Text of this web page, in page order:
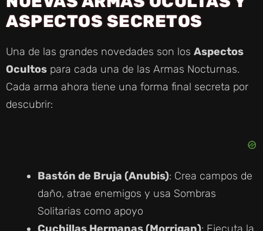
ASPECTOS SECRETOS
Una de las grandes novedades son los Aspectos
Ocultos para cada una de las Armas Nocturnas.
Cada arma ahora tiene una forma final secreta por
descubrir:
Bastón de Bruja (Anubis): Crea campos de
daño, atrae enemigos y usa Sombras
Solitarias como apoyo